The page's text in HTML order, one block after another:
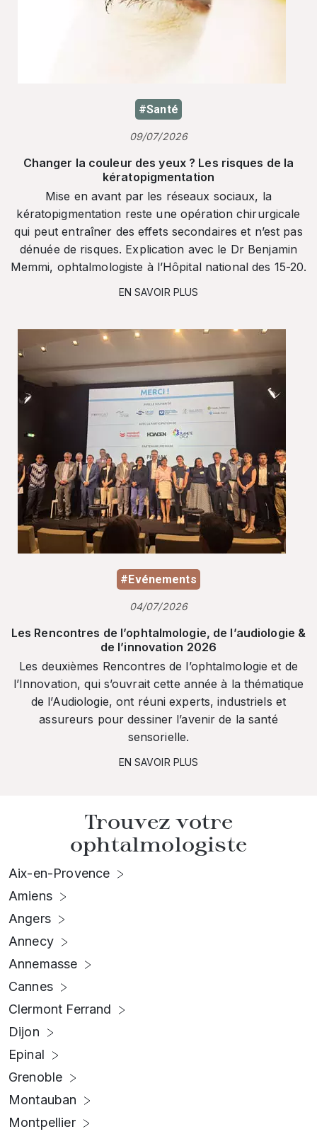
#Santé
09/07/2026
Changer la couleur des yeux ? Les risques de la
kératopigmentation
Mise en avant par les réseaux sociaux, la
kératopigmentation reste une opération chirurgicale
qui peut entraîner des effets secondaires et n’est pas
dénuée de risques. Explication avec le Dr Benjamin
Memmi, ophtalmologiste à l’Hôpital national des 15-20.
EN SAVOIR PLUS
#Evénements
04/07/2026
Les Rencontres de l’ophtalmologie, de l’audiologie &
de l’innovation 2026
Les deuxièmes Rencontres de l’ophtalmologie et de
l’Innovation, qui s’ouvrait cette année à la thématique
de l’Audiologie, ont réuni experts, industriels et
assureurs pour dessiner l’avenir de la santé
sensorielle.
EN SAVOIR PLUS
Trouvez votre
ophtalmologiste
Aix-en-Provence
Amiens
Angers
Annecy
Annemasse
Cannes
Clermont Ferrand
Dijon
Epinal
Grenoble
Montauban
Montpellier